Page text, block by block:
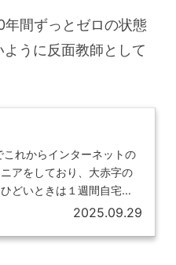
間ずっとゼロの状態
うに反面教師として
れからインターネットの
アをしており、大赤字の
どいときは１週間自宅に
2025.09.29